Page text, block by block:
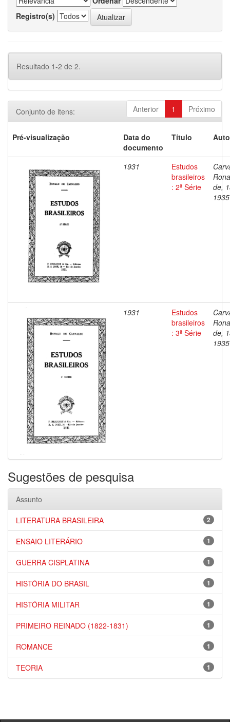
Registro(s)
Resultado 1-2 de 2.
Anterior 1 Próximo
Conjunto de itens:
Pré-visualização
Data do
documento
Título
1931
Estudos
brasileiros
: 2ª Série
de,
1935
1931
Estudos
brasileiros
: 3ª Série
de,
1935
Sugestões de pesquisa
Assunto
2
LITERATURA BRASILEIRA
1
ENSAIO LITERÁRIO
1
GUERRA CISPLATINA
1
HISTÓRIA DO BRASIL
1
HISTÓRIA MILITAR
1
PRIMEIRO REINADO (1822-1831)
1
ROMANCE
1
TEORIA